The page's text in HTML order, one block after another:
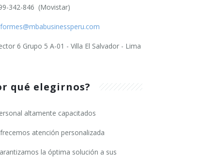
342-846 (Movistar)
6 Grupo 5 A-01 - Villa El Salvador - Lima
qué elegirnos?
altamente capacitados
atención personalizada
la óptima solución a sus